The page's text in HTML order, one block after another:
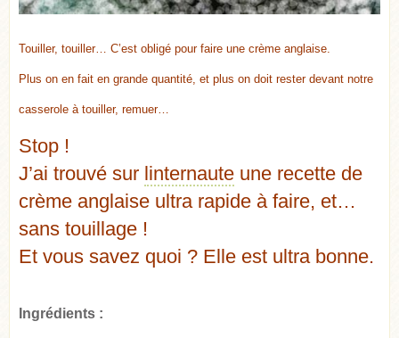
Touiller, touiller… C’est obligé pour faire une crème anglaise.
Plus on en fait en grande quantité, et plus on doit rester devant notre
casserole à touiller, remuer…
Stop !
J’ai trouvé sur linternaute une recette de
crème anglaise ultra rapide à faire, et…
sans touillage !
Et vous savez quoi ? Elle est ultra bonne.
Ingrédients :